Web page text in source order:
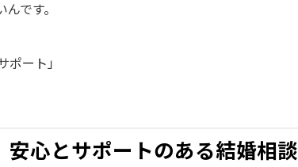
です。
ポート」
心とサポートのある結婚相談